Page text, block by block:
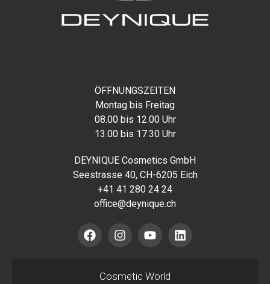
ÖFFNUNGSZEITEN
Montag bis Freitag
08.00 bis 12.00 Uhr
13.00 bis 17.30 Uhr
DEYNIQUE Cosmetics GmbH
Seestrasse 40, CH-6205 Eich
+41 41 280 24 24
office@deynique.ch
Cosmetic World